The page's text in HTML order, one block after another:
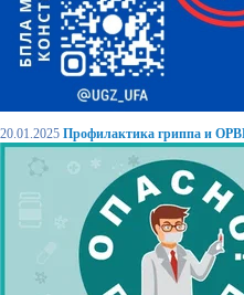
20.01.2025 Профилактика гриппа и